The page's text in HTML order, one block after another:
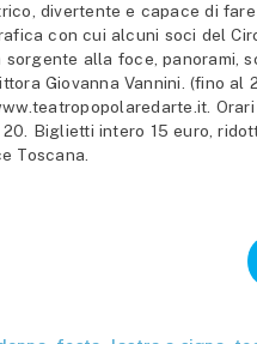
divertente e capace di
con cui alcuni soci del
sorgente alla foce, panorami,
Giovanna Vannini. (fino
Biglietti intero 15 euro,
Toscana.